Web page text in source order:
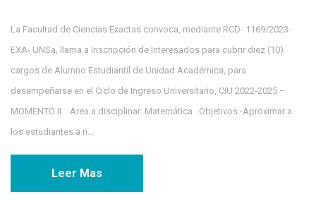
La Facultad de Ciencias Exactas convoca, mediante RCD- 1169/2023-
EXA- UNSa, llama a Inscripción de Interesados para cubrir diez (10)
cargos de Alumno Estudiantil de Unidad Académica, para
desempeñarse en el Ciclo de Ingreso Universitario, CIU 2022-2025 –
MOMENTO II. Área a disciplinar: Matemática Objetivos -Aproximar a
los estudiantes a n...
Leer Mas